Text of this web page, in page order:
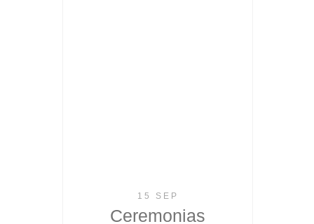
15 SEP
Ceremonias